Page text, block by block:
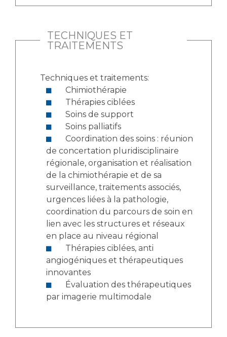
Lieu de santé sans tabac
TECHNIQUES ET
TRAITEMENTS
Techniques et traitements:
Chimiothérapie
Thérapies ciblées
Soins de support
Soins palliatifs
de concertation pluridisciplinaire
régionale, organisation et réalisation
de la chimiothérapie et de sa
surveillance, traitements associés,
urgences liées à la pathologie,
coordination du parcours de soin en
lien avec les structures et réseaux
en place au niveau régional
angiogéniques et thérapeutiques
innovantes
par imagerie multimodale